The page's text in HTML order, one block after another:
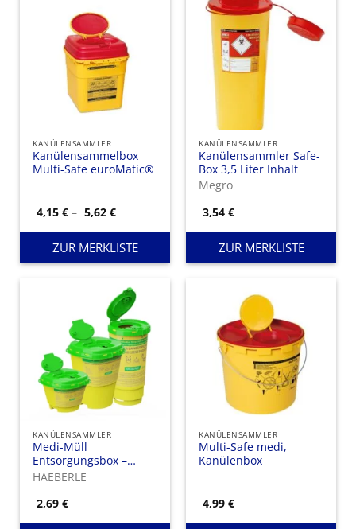
KANÜLENSAMMLER
Kanülensammelbox
Multi-Safe euroMatic®
4,15€ – 5,62€Preisspanne:
4,15 €
bis
5,62 €
ZUR MERKLISTE
KANÜLENSAMMLER
Kanülensammler Safe-
Box 3,5 Liter Inhalt
Megro
3,54€
ZUR MERKLISTE
KANÜLENSAMMLER
Medi-Müll
Entsorgungsbox –
Kanülensammler
HAEBERLE
2,69€
KANÜLENSAMMLER
Multi-Safe medi,
Kanülenbox
4,99€